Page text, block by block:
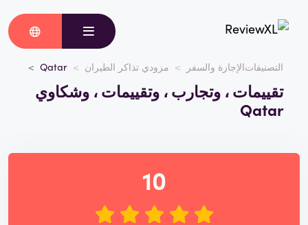
التصنيفاتالإجازة والسفر مزودي تذاكر الطيران Qatar
تقييمات ، وتجارب ، وتقييمات ، وشكاوي
Qatar
10